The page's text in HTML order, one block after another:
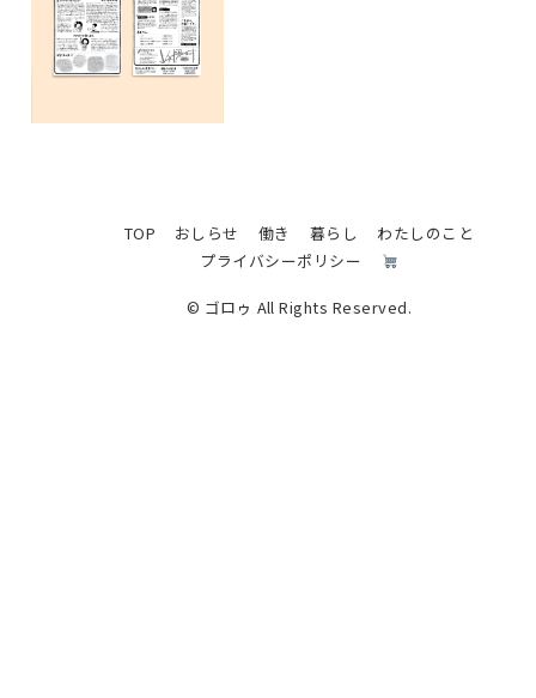
TOP おしらせ 働き 暮らし
わたしのこと
プライバシーポリシー
© ゴロゥ All Rights Reserved.